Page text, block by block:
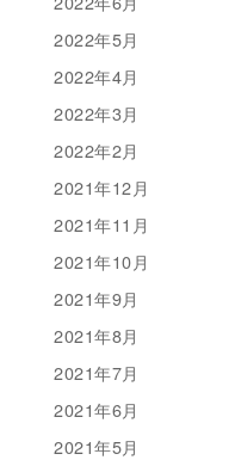
2022年5月
2022年4月
2022年3月
2022年2月
2021年12月
2021年11月
2021年10月
2021年9月
2021年8月
2021年7月
2021年6月
2021年5月